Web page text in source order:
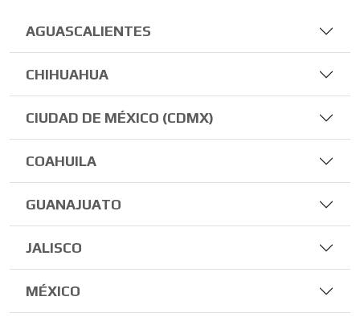
AGUASCALIENTES
CHIHUAHUA
CIUDAD DE MÉXICO (CDMX)
COAHUILA
GUANAJUATO
JALISCO
MÉXICO